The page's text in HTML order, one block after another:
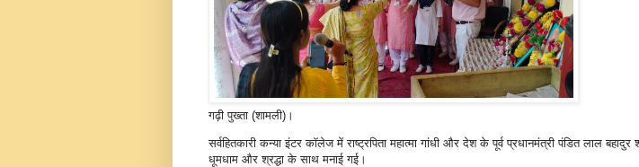
गढ़ी पुख्ता (शामली)।
सर्वहितकारी कन्या इंटर कॉलेज में राष्ट्रपिता महात्मा गांधी और देश के पूर्व प्रधानमंत्री पंडित लाल बहादुर
धूमधाम और श्रद्धा के साथ मनाई गई।